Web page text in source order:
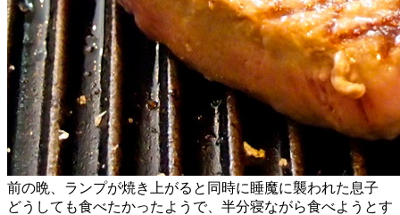
前の晩、ランプが焼き上がると同時に睡魔に襲われた息子
どうしても食べたかったようで、半分寝ながら食べようとす